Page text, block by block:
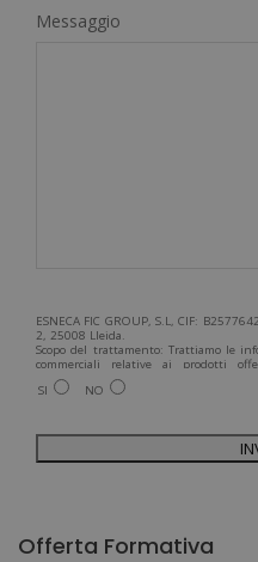
Messaggio
ESNECA FIC GROUP, S.L, CIF:
2, 25008 Lleida.
Scopo del trattamento: Trattiamo le
commerciali relative ai prodotti
interessarla. Legittimazione del
Può esercitare i suoi diritti
ricevere informazioni commerciali (per
SI NO
l
Offerta Formativa